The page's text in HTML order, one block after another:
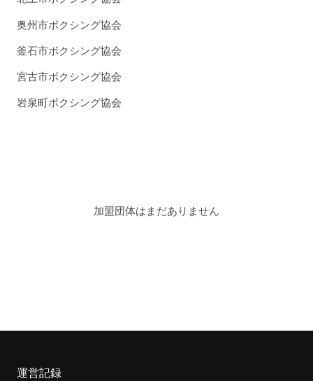
奥州市ボクシング協会
釜石市ボクシング協会
宮古市ボクシング協会
岩泉町ボクシング協会
加盟団体はまだありません
運営記録